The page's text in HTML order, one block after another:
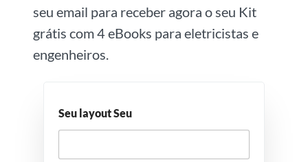
seu email para receber agora o seu Kit
grátis com 4 eBooks para eletricistas e
engenheiros.
Seu layout Seu